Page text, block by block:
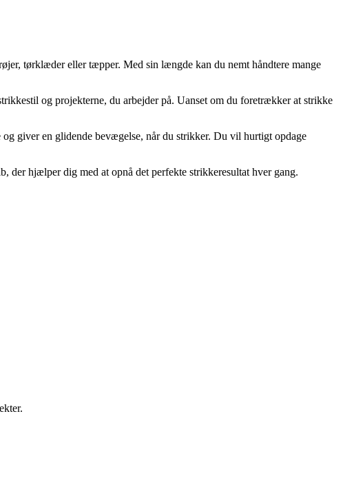
tørklæder eller tæpper. Med sin længde kan du nemt håndtere mange
og projekterne, du arbejder på. Uanset om du foretrækker at strikke
giver en glidende bevægelse, når du strikker. Du vil hurtigt opdage
hjælper dig med at opnå det perfekte strikkeresultat hver gang.